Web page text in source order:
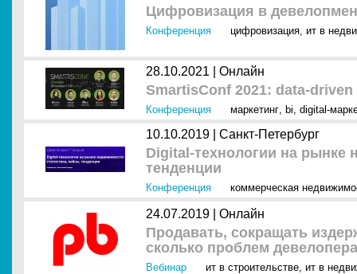
Цифровизация в
Конференция цифровизация, ит в
28.10.2021 | Онлайн
SmartisConf 2021: data-
Конференция маркетинг, bi, digital-
10.10.2019 | Санкт-Петербург
Digital-технологии на рынке
тенденции
Конференция коммерческая
24.07.2019 | Онлайн
Продавать, сокращать
сколько проблем
Вебинар ит в строительстве, ит в